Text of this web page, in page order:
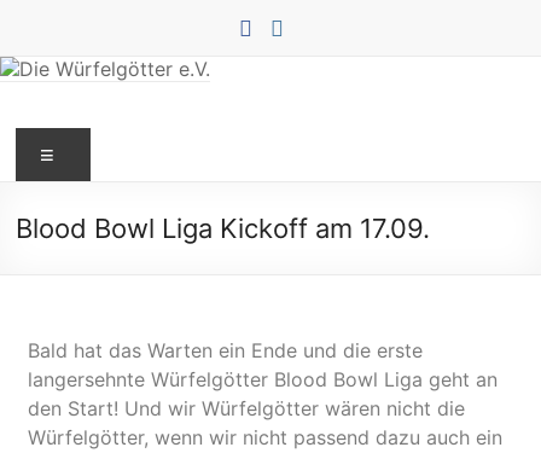
Blood Bowl Liga Kickoff am 17.09.
Bald hat das Warten ein Ende und die erste
langersehnte Würfelgötter Blood Bowl Liga geht an
den Start! Und wir Würfelgötter wären nicht die
Würfelgötter, wenn wir nicht passend dazu auch ein